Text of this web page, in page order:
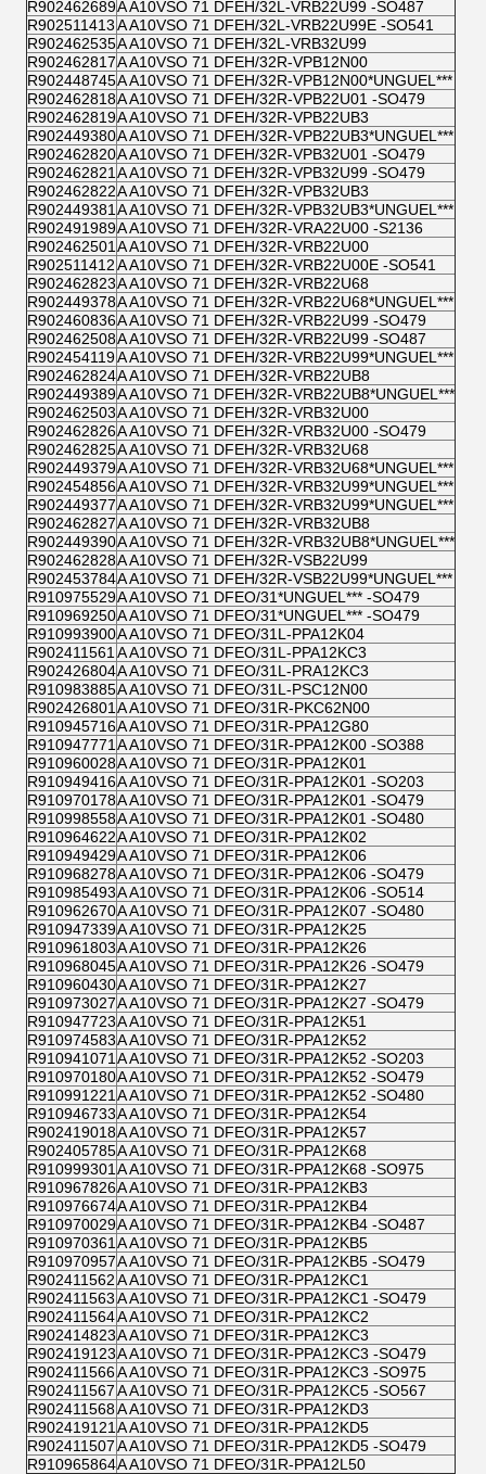
R902462689A A10VSO 71 DFEH/32L-VRB22U99 -SO487
R902511413A A10VSO 71 DFEH/32L-VRB22U99E -SO541
R902462535A A10VSO 71 DFEH/32L-VRB32U99
R902462817A A10VSO 71 DFEH/32R-VPB12N00
R902448745A A10VSO 71 DFEH/32R-VPB12N00*UNGUEL***
R902462818A A10VSO 71 DFEH/32R-VPB22U01 -SO479
R902462819A A10VSO 71 DFEH/32R-VPB22UB3
R902449380A A10VSO 71 DFEH/32R-VPB22UB3*UNGUEL***
R902462820A A10VSO 71 DFEH/32R-VPB32U01 -SO479
R902462821 A A10VSO 71 DFEH/32R-VPB32U99 -SO479
R902462822A A10VSO 71 DFEH/32R-VPB32UB3
R902449381 A A10VSO 71 DFEH/32R-VPB32UB3*UNGUEL***
R902491989A A10VSO 71 DFEH/32R-VRA22U00 -S2136
R902462501 A A10VSO 71 DFEH/32R-VRB22U00
R902511412A A10VSO 71 DFEH/32R-VRB22U00E -SO541
R902462823A A10VSO 71 DFEH/32R-VRB22U68
R902449378A A10VSO 71 DFEH/32R-VRB22U68*UNGUEL***
R902460836A A10VSO 71 DFEH/32R-VRB22U99 -SO479
R902462508A A10VSO 71 DFEH/32R-VRB22U99 -SO487
R902454119A A10VSO 71 DFEH/32R-VRB22U99*UNGUEL***
R902462824A A10VSO 71 DFEH/32R-VRB22UB8
R902449389A A10VSO 71 DFEH/32R-VRB22UB8*UNGUEL***
R902462503A A10VSO 71 DFEH/32R-VRB32U00
R902462826A A10VSO 71 DFEH/32R-VRB32U00 -SO479
R902462825A A10VSO 71 DFEH/32R-VRB32U68
R902449379A A10VSO 71 DFEH/32R-VRB32U68*UNGUEL***
R902454856A A10VSO 71 DFEH/32R-VRB32U99*UNGUEL***
R902449377A A10VSO 71 DFEH/32R-VRB32U99*UNGUEL***
R902462827A A10VSO 71 DFEH/32R-VRB32UB8
R902449390A A10VSO 71 DFEH/32R-VRB32UB8*UNGUEL***
R902462828A A10VSO 71 DFEH/32R-VSB22U99
R902453784A A10VSO 71 DFEH/32R-VSB22U99*UNGUEL***
R910975529A A10VSO 71 DFEO/31*UNGUEL*** -SO479
R910969250A A10VSO 71 DFEO/31*UNGUEL*** -SO479
R910993900A A10VSO 71 DFEO/31L-PPA12K04
R902411561 A A10VSO 71 DFEO/31L-PPA12KC3
R902426804A A10VSO 71 DFEO/31L-PRA12KC3
R910983885A A10VSO 71 DFEO/31L-PSC12N00
R902426801 A A10VSO 71 DFEO/31R-PKC62N00
R910945716A A10VSO 71 DFEO/31R-PPA12G80
R910947771 A A10VSO 71 DFEO/31R-PPA12K00 -SO388
R910960028A A10VSO 71 DFEO/31R-PPA12K01
R910949416A A10VSO 71 DFEO/31R-PPA12K01 -SO203
R910970178A A10VSO 71 DFEO/31R-PPA12K01 -SO479
R910998558A A10VSO 71 DFEO/31R-PPA12K01 -SO480
R910964622A A10VSO 71 DFEO/31R-PPA12K02
R910949429A A10VSO 71 DFEO/31R-PPA12K06
R910968278A A10VSO 71 DFEO/31R-PPA12K06 -SO479
R910985493A A10VSO 71 DFEO/31R-PPA12K06 -SO514
R910962670A A10VSO 71 DFEO/31R-PPA12K07 -SO480
R910947339A A10VSO 71 DFEO/31R-PPA12K25
R910961803A A10VSO 71 DFEO/31R-PPA12K26
R910968045A A10VSO 71 DFEO/31R-PPA12K26 -SO479
R910960430A A10VSO 71 DFEO/31R-PPA12K27
R910973027A A10VSO 71 DFEO/31R-PPA12K27 -SO479
R910947723A A10VSO 71 DFEO/31R-PPA12K51
R910974583A A10VSO 71 DFEO/31R-PPA12K52
R910941071 A A10VSO 71 DFEO/31R-PPA12K52 -SO203
R910970180A A10VSO 71 DFEO/31R-PPA12K52 -SO479
R910991221 A A10VSO 71 DFEO/31R-PPA12K52 -SO480
R910946733A A10VSO 71 DFEO/31R-PPA12K54
R902419018A A10VSO 71 DFEO/31R-PPA12K57
R902405785A A10VSO 71 DFEO/31R-PPA12K68
R910999301 A A10VSO 71 DFEO/31R-PPA12K68 -SO975
R910967826A A10VSO 71 DFEO/31R-PPA12KB3
R910976674A A10VSO 71 DFEO/31R-PPA12KB4
R910970029A A10VSO 71 DFEO/31R-PPA12KB4 -SO487
R910970361 A A10VSO 71 DFEO/31R-PPA12KB5
R910970957A A10VSO 71 DFEO/31R-PPA12KB5 -SO479
R902411562A A10VSO 71 DFEO/31R-PPA12KC1
R902411563A A10VSO 71 DFEO/31R-PPA12KC1 -SO479
R902411564A A10VSO 71 DFEO/31R-PPA12KC2
R902414823A A10VSO 71 DFEO/31R-PPA12KC3
R902419123A A10VSO 71 DFEO/31R-PPA12KC3 -SO479
R902411566A A10VSO 71 DFEO/31R-PPA12KC3 -SO975
R902411567A A10VSO 71 DFEO/31R-PPA12KC5 -SO567
R902411568A A10VSO 71 DFEO/31R-PPA12KD3
R902419121 A A10VSO 71 DFEO/31R-PPA12KD5
R902411507A A10VSO 71 DFEO/31R-PPA12KD5 -SO479
R910965864A A10VSO 71 DFEO/31R-PPA12L50